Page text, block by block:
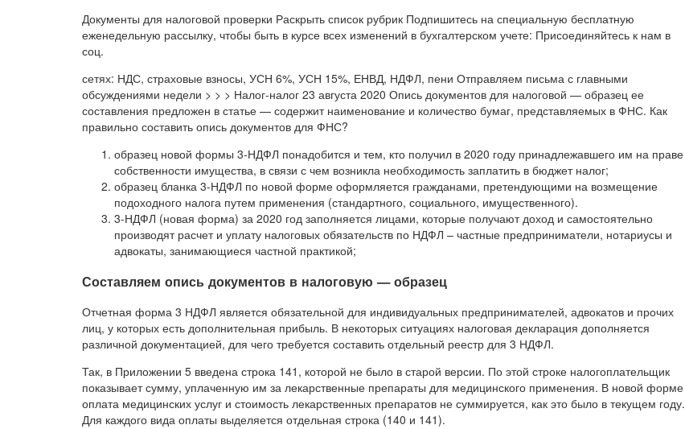
Документы для налоговой проверки Раскрыть список рубрик Подпишитесь на специальную бесплатную
еженедельную рассылку, чтобы быть в курсе всех изменений в бухгалтерском учете: Присоединяйтесь к нам в
соц.
сетях: НДС, страховые взносы, УСН 6%, УСН 15%, ЕНВД, НДФЛ, пени Отправляем письма с главными
обсуждениями недели > > > Налог-налог 23 августа 2020 Опись документов для налоговой — образец ее
составления предложен в статье — содержит наименование и количество бумаг, представляемых в ФНС. Как
правильно составить опись документов для ФНС?
образец новой формы 3-НДФЛ понадобится и тем, кто получил в 2020 году принадлежавшего им на праве
собственности имущества, в связи с чем возникла необходимость заплатить в бюджет налог;
образец бланка 3-НДФЛ по новой форме оформляется гражданами, претендующими на возмещение
подоходного налога путем применения (стандартного, социального, имущественного).
3-НДФЛ (новая форма) за 2020 год заполняется лицами, которые получают доход и самостоятельно
производят расчет и уплату налоговых обязательств по НДФЛ – частные предприниматели, нотариусы и
адвокаты, занимающиеся частной практикой;
Составляем опись документов в налоговую — образец
Отчетная форма 3 НДФЛ является обязательной для индивидуальных предпринимателей, адвокатов и прочих
лиц, у которых есть дополнительная прибыль. В некоторых ситуациях налоговая декларация дополняется
различной документацией, для чего требуется составить отдельный реестр для 3 НДФЛ.
Так, в Приложении 5 введена строка 141, которой не было в старой версии. По этой строке налогоплательщик
показывает сумму, уплаченную им за лекарственные препараты для медицинского применения. В новой форме
оплата медицинских услуг и стоимость лекарственных препаратов не суммируется, как это было в текущем году.
Для каждого вида оплаты выделяется отдельная строка (140 и 141).